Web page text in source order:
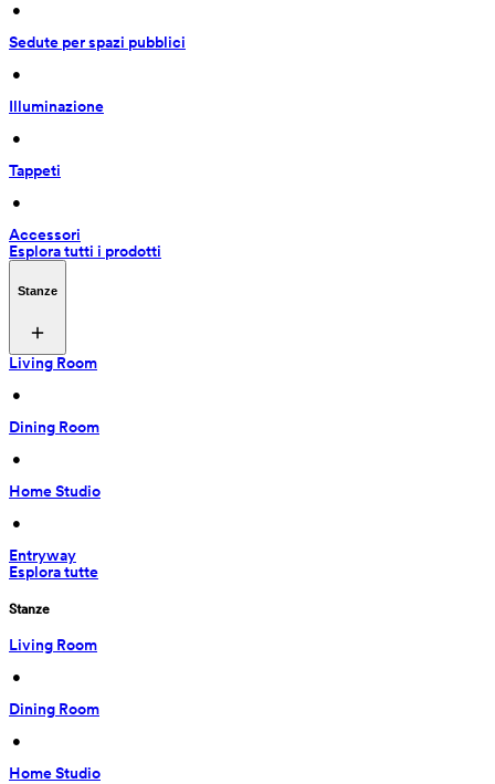
•
Sedute per spazi pubblici
•
Illuminazione
•
Tappeti
•
Accessori
Esplora tutti i prodotti
Stanze
Living Room
•
Dining Room
•
Home Studio
•
Entryway
Esplora tutte
Stanze
Living Room
•
Dining Room
•
Home Studio